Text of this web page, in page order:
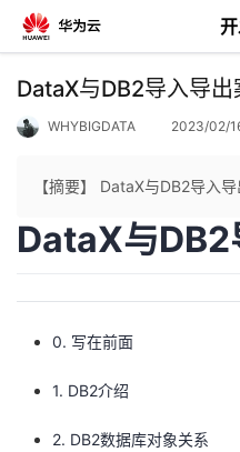
返
DataX与DB2导入导出
WHYBIGDATA 2023/02/
【摘要】 DataX与DB2导入
DataX与DB2
0. 写在前面
1. DB2介绍
2. DB2数据库对象关系